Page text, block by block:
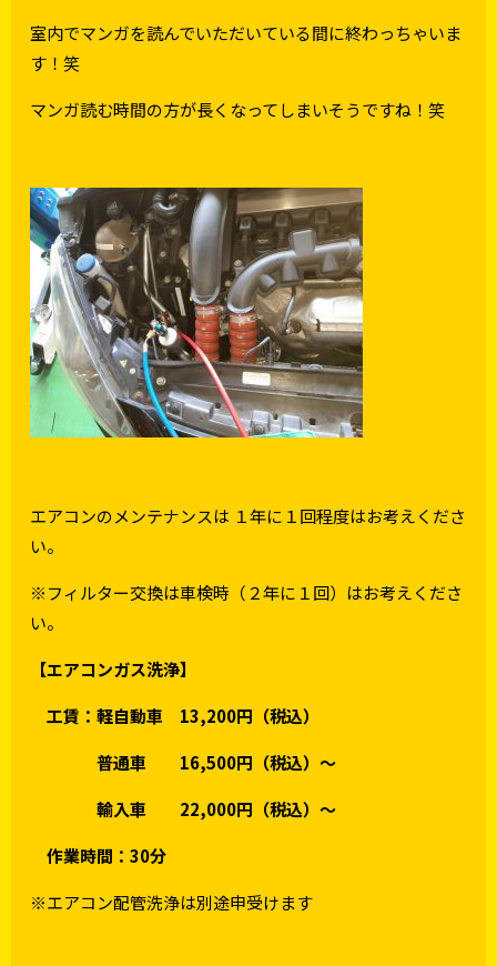
室内でマンガを読んでいただいている間に終わっちゃいま
す！笑
マンガ読む時間の方が長くなってしまいそうですね！笑
エアコンのメンテナンスは １年に１回程度はお考えくださ
い。
※フィルター交換は車検時（２年に１回）はお考えくださ
い。
【エアコンガス洗浄】
工賃：軽自動車 13,200円（税込）
普通車 16,500円（税込）～
輸入車 22,000円（税込）～
作業時間：30分
※エアコン配管洗浄は別途申受けます